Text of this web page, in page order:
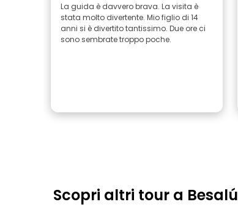
La guida è davvero brava. La visita è
stata molto divertente. Mio figlio di 14
anni si è divertito tantissimo. Due ore ci
sono sembrate troppo poche.
Scopri altri tour a Besalú